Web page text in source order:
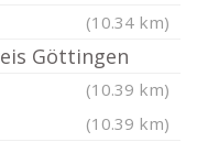
(10.34 km)
Göttingen
(10.39 km)
(10.39 km)